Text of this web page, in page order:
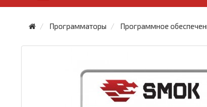
Программаторы Программное